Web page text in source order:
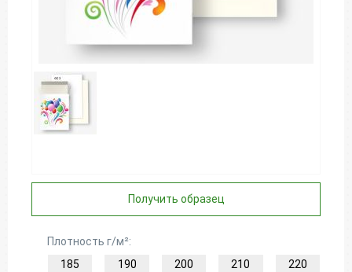
Получить образец
Плотность г/м²:
185
190 200 210 220